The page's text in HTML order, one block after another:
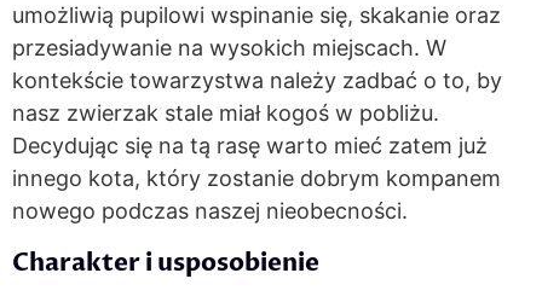
umożliwią pupilowi wspinanie się, skakanie oraz
przesiadywanie na wysokich miejscach. W
kontekście towarzystwa należy zadbać o to, by
nasz zwierzak stale miał kogoś w pobliżu.
Decydując się na tą rasę warto mieć zatem już
innego kota, który zostanie dobrym kompanem
nowego podczas naszej nieobecności.
Charakter i usposobienie